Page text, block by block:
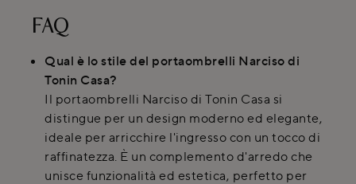
FAQ
Qual è lo stile del portaombrelli Narciso di
Tonin Casa?
Il portaombrelli Narciso di Tonin Casa si
distingue per un design moderno ed elegante,
ideale per arricchire l'ingresso con un tocco di
raffinatezza. È un complemento d'arredo che
unisce funzionalità ed estetica, perfetto per